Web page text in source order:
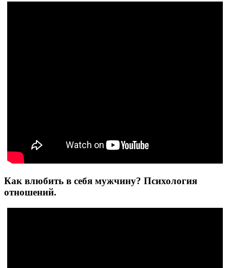
Как влюбить в себя мужчину? Психология
отношений.